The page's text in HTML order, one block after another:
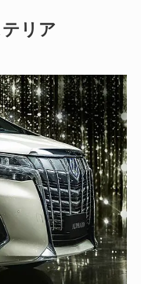
リア